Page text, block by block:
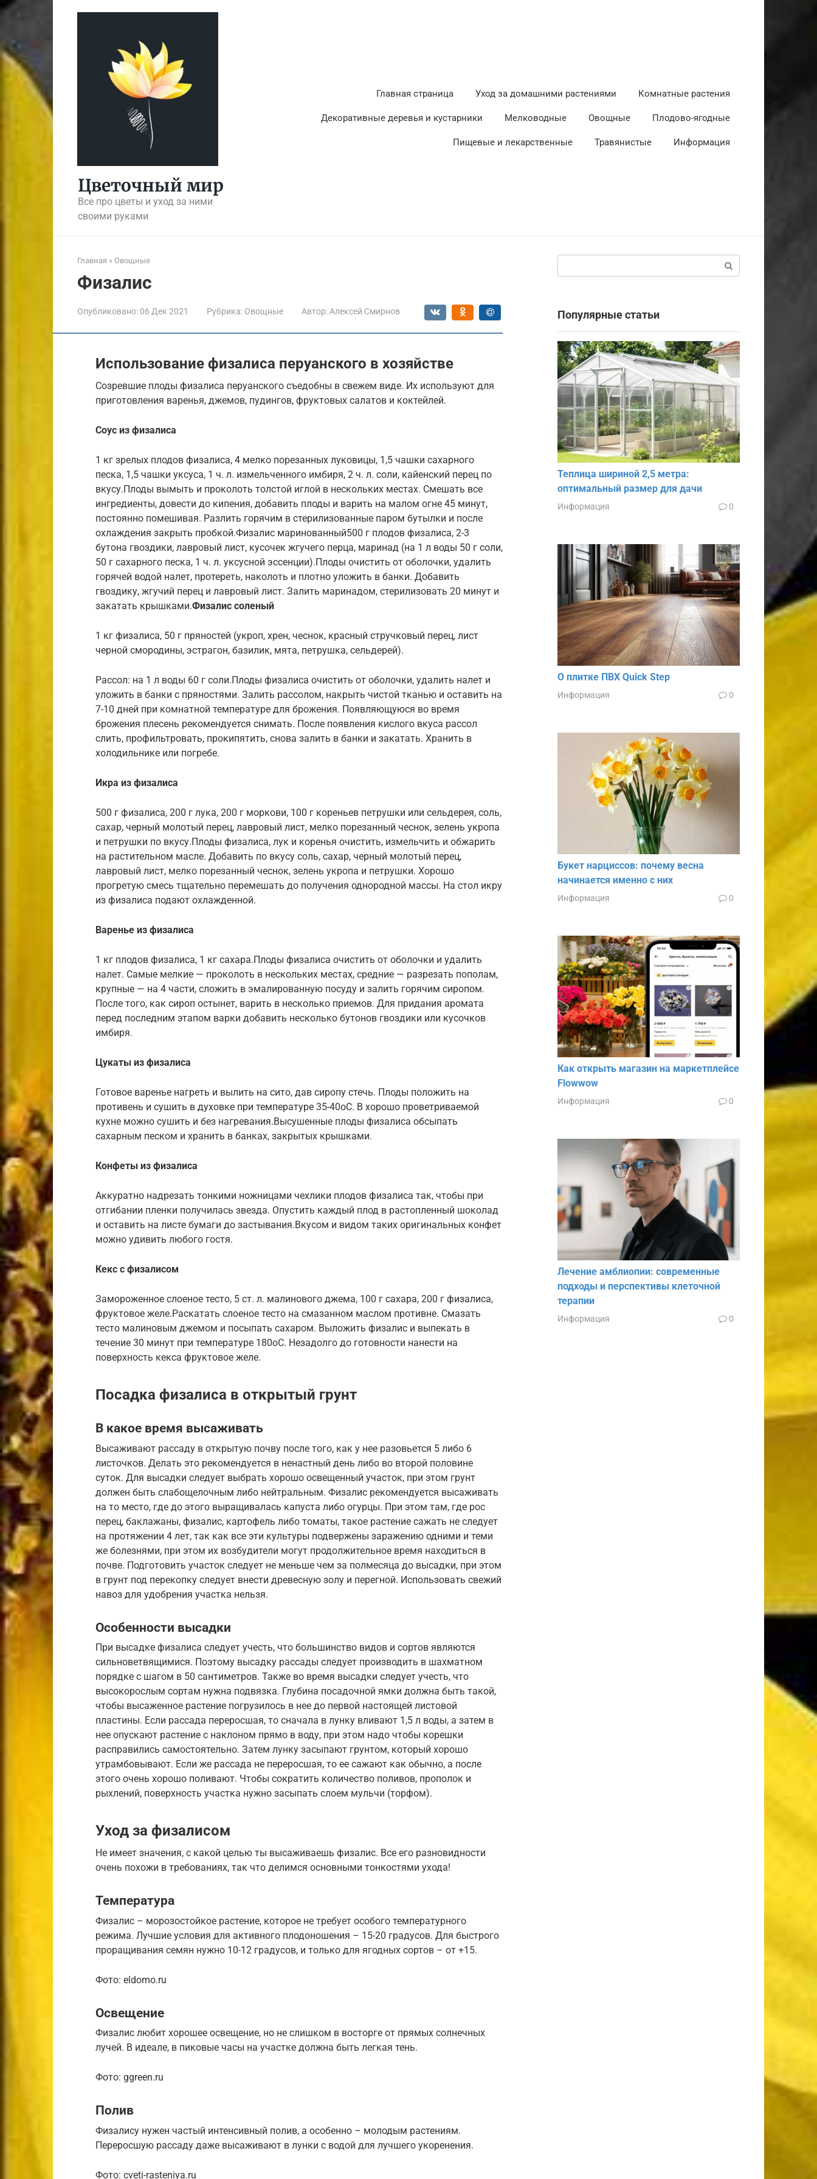
Перейти
Цветочный мир
Все про цветы и уход за ними
своими руками
Главная страница Уход за домашними растениями Комнатные растения
Декоративные деревья и кустарники Мелководные Овощные Плодово-ягодные
Пищевые и лекарственные Травянистые Информация
Главная » Овощные
Физалис
Опубликовано: 06 Дек 2021 Рубрика: Овощные Автор: Алексей Смирнов
Использование физалиса перуанского в хозяйстве
Созревшие плоды физалиса перуанского съедобны в свежем виде. Их используют для
приготовления варенья, джемов, пудингов, фруктовых салатов и коктейлей.
Соус из физалиса
1 кг зрелых плодов физалиса, 4 мелко порезанных луковицы, 1,5 чашки сахарного
песка, 1,5 чашки уксуса, 1 ч. л. измельченного имбиря, 2 ч. л. соли, кайенский перец по
вкусу.Плоды вымыть и проколоть толстой иглой в нескольких местах. Смешать все
ингредиенты, довести до кипения, добавить плоды и варить на малом огне 45 минут,
постоянно помешивая. Разлить горячим в стерилизованные паром бутылки и после
охлаждения закрыть пробкой.Физалис маринованный500 г плодов физалиса, 2-3
бутона гвоздики, лавровый лист, кусочек жгучего перца, маринад (на 1 л воды 50 г соли,
50 г сахарного песка, 1 ч. л. уксусной эссенции).Плоды очистить от оболочки, удалить
горячей водой налет, протереть, наколоть и плотно уложить в банки. Добавить
гвоздику, жгучий перец и лавровый лист. Залить маринадом, стерилизовать 20 минут и
закатать крышками.Физалис соленый
1 кг физалиса, 50 г пряностей (укроп, хрен, чеснок, красный стручковый перец, лист
черной смородины, эстрагон, базилик, мята, петрушка, сельдерей).
Рассол: на 1 л воды 60 г соли.Плоды физалиса очистить от оболочки, удалить налет и
уложить в банки с пряностями. Залить рассолом, накрыть чистой тканью и оставить на
7-10 дней при комнатной температуре для брожения. Появляющуюся во время
брожения плесень рекомендуется снимать. После появления кислого вкуса рассол
слить, профильтровать, прокипятить, снова залить в банки и закатать. Хранить в
холодильнике или погребе.
Икра из физалиса
500 г физалиса, 200 г лука, 200 г моркови, 100 г кореньев петрушки или сельдерея, соль,
сахар, черный молотый перец, лавровый лист, мелко порезанный чеснок, зелень укропа
и петрушки по вкусу.Плоды физалиса, лук и коренья очистить, измельчить и обжарить
на растительном масле. Добавить по вкусу соль, сахар, черный молотый перец,
лавровый лист, мелко порезанный чеснок, зелень укропа и петрушки. Хорошо
прогретую смесь тщательно перемешать до получения однородной массы. На стол икру
из физалиса подают охлажденной.
Варенье из физалиса
1 кг плодов физалиса, 1 кг сахара.Плоды физалиса очистить от оболочки и удалить
налет. Самые мелкие — проколоть в нескольких местах, средние — разрезать пополам,
крупные — на 4 части, сложить в эмалированную посуду и залить горячим сиропом.
После того, как сироп остынет, варить в несколько приемов. Для придания аромата
перед последним этапом варки добавить несколько бутонов гвоздики или кусочков
имбиря.
Цукаты из физалиса
Готовое варенье нагреть и вылить на сито, дав сиропу стечь. Плоды положить на
противень и сушить в духовке при температуре 35-40оС. В хорошо проветриваемой
кухне можно сушить и без нагревания.Высушенные плоды физалиса обсыпать
сахарным песком и хранить в банках, закрытых крышками.
Конфеты из физалиса
Аккуратно надрезать тонкими ножницами чехлики плодов физалиса так, чтобы при
отгибании пленки получилась звезда. Опустить каждый плод в растопленный шоколад
и оставить на листе бумаги до застывания.Вкусом и видом таких оригинальных конфет
можно удивить любого гостя.
Кекс с физалисом
Замороженное слоеное тесто, 5 ст. л. малинового джема, 100 г сахара, 200 г физалиса,
фруктовое желе.Раскатать слоеное тесто на смазанном маслом противне. Смазать
тесто малиновым джемом и посыпать сахаром. Выложить физалис и выпекать в
течение 30 минут при температуре 180оС. Незадолго до готовности нанести на
поверхность кекса фруктовое желе.
Посадка физалиса в открытый грунт
В какое время высаживать
Высаживают рассаду в открытую почву после того, как у нее разовьется 5 либо 6
листочков. Делать это рекомендуется в ненастный день либо во второй половине
суток. Для высадки следует выбрать хорошо освещенный участок, при этом грунт
должен быть слабощелочным либо нейтральным. Физалис рекомендуется высаживать
на то место, где до этого выращивалась капуста либо огурцы. При этом там, где рос
перец, баклажаны, физалис, картофель либо томаты, такое растение сажать не следует
на протяжении 4 лет, так как все эти культуры подвержены заражению одними и теми
же болезнями, при этом их возбудители могут продолжительное время находиться в
почве. Подготовить участок следует не меньше чем за полмесяца до высадки, при этом
в грунт под перекопку следует внести древесную золу и перегной. Использовать свежий
навоз для удобрения участка нельзя.
Особенности высадки
При высадке физалиса следует учесть, что большинство видов и сортов являются
сильноветвящимися. Поэтому высадку рассады следует производить в шахматном
порядке с шагом в 50 сантиметров. Также во время высадки следует учесть, что
высокорослым сортам нужна подвязка. Глубина посадочной ямки должна быть такой,
чтобы высаженное растение погрузилось в нее до первой настоящей листовой
пластины. Если рассада переросшая, то сначала в лунку вливают 1,5 л воды, а затем в
нее опускают растение с наклоном прямо в воду, при этом надо чтобы корешки
расправились самостоятельно. Затем лунку засыпают грунтом, который хорошо
утрамбовывают. Если же рассада не переросшая, то ее сажают как обычно, а после
этого очень хорошо поливают. Чтобы сократить количество поливов, прополок и
рыхлений, поверхность участка нужно засыпать слоем мульчи (торфом).
Уход за физалисом
Не имеет значения, с какой целью ты высаживаешь физалис. Все его разновидности
очень похожи в требованиях, так что делимся основными тонкостями ухода!
Температура
Физалис – морозостойкое растение, которое не требует особого температурного
режима. Лучшие условия для активного плодоношения – 15-20 градусов. Для быстрого
проращивания семян нужно 10-12 градусов, и только для ягодных сортов – от +15.
Фото: eldomo.ru
Освещение
Физалис любит хорошее освещение, но не слишком в восторге от прямых солнечных
лучей. В идеале, в пиковые часы на участке должна быть легкая тень.
Фото: ggreen.ru
Полив
Физалису нужен частый интенсивный полив, а особенно – молодым растениям.
Переросшую рассаду даже высаживают в лунки с водой для лучшего укоренения.
Фото: cveti-rasteniya.ru
Популярные статьи
Теплица шириной 2,5 метра:
оптимальный размер для дачи
Информация 0
О плитке ПВХ Quick Step
Информация 0
Букет нарциссов: почему весна
начинается именно с них
Информация 0
Как открыть магазин на маркетплейсе
Flowwow
Информация 0
Лечение амблиопии: современные
подходы и перспективы клеточной
терапии
Информация 0